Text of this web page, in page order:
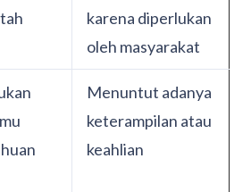
karena diperlukan
oleh masyarakat
Menuntut adanya
keterampilan atau
keahlian